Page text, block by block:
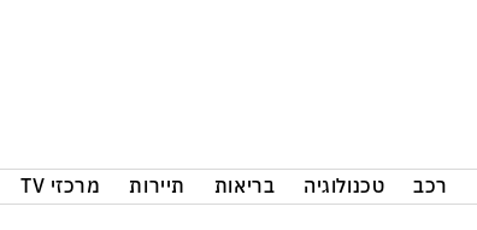
רכב טכנולוגיה בריאות תיירות מרכזי TV